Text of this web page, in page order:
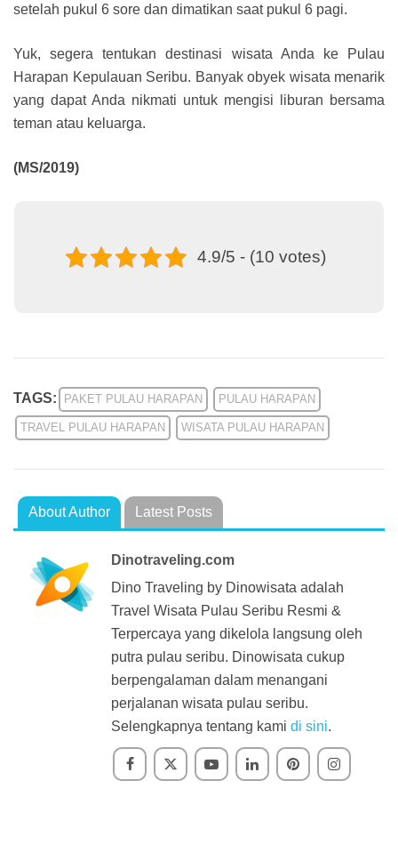
setelah pukul 6 sore dan dimatikan saat pukul 6 pagi.
Yuk, segera tentukan destinasi wisata Anda ke Pulau
Harapan Kepulauan Seribu. Banyak obyek wisata menarik
yang dapat Anda nikmati untuk mengisi liburan bersama
teman atau keluarga.
(MS/2019)
4.9/5 - (10 votes)
TAGS: PAKET PULAU HARAPAN PULAU HARAPAN
TRAVEL PULAU HARAPAN WISATA PULAU HARAPAN
About Author Latest Posts
Dinotraveling.com
Dino Traveling by Dinowisata adalah
Travel Wisata Pulau Seribu Resmi &
Terpercaya yang dikelola langsung oleh
putra pulau seribu. Dinowisata cukup
berpengalaman dalam menangani
perjalanan wisata pulau seribu.
Selengkapnya tentang kami di sini.